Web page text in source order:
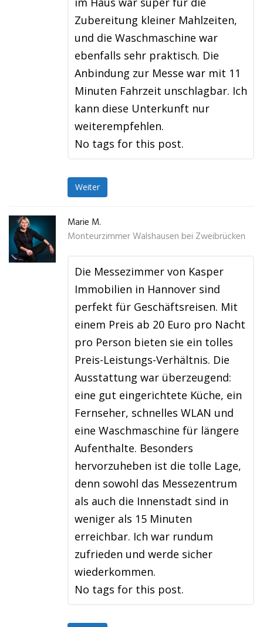
Zubereitung kleiner Mahlzeiten,
und die Waschmaschine war
ebenfalls sehr praktisch. Die
Anbindung zur Messe war mit 11
Minuten Fahrzeit unschlagbar. Ich
kann diese Unterkunft nur
weiterempfehlen.
No tags for this post.
Weiter
Marie M.
Monteurzimmer Walshausen bei Zweibrücken
Die Messezimmer von Kasper
Immobilien in Hannover sind
perfekt für Geschäftsreisen. Mit
einem Preis ab 20 Euro pro Nacht
pro Person bieten sie ein tolles
Preis-Leistungs-Verhältnis. Die
Ausstattung war überzeugend:
eine gut eingerichtete Küche, ein
Fernseher, schnelles WLAN und
eine Waschmaschine für längere
Aufenthalte. Besonders
hervorzuheben ist die tolle Lage,
denn sowohl das Messezentrum
als auch die Innenstadt sind in
weniger als 15 Minuten
erreichbar. Ich war rundum
zufrieden und werde sicher
wiederkommen.
No tags for this post.